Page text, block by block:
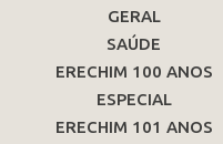
GERAL
SAÚDE
ERECHIM 100 ANOS
ESPECIAL
ERECHIM 101 ANOS